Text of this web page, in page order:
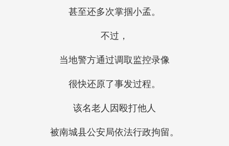
甚至还多次掌掴小孟。
不过，
当地警方通过调取监控录像
很快还原了事发过程。
该名老人因殴打他人
被南城县公安局依法行政拘留。